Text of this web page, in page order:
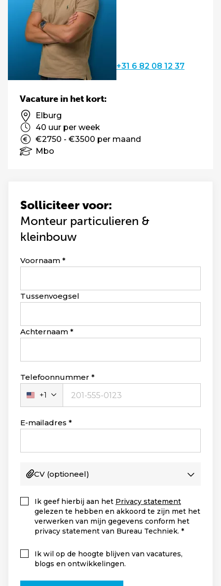
+31 6 82 08 12 37
Solliciteer voor:
Monteur particulieren &
kleinbouw
Leave
blank
Voornaam
Tussenvoegsel
Achternaam
Telefoonnummer
Verenigde
Staten
+1
+1
E-mailadres
CV (optioneel)
Ik geef hierbij aan het Privacy statement
gelezen te hebben en akkoord te zijn met het
verwerken van mijn gegevens conform het
privacy statement van Bureau Techniek.
Ik wil op de hoogte blijven van vacatures,
blogs en ontwikkelingen.
Vacature in het kort:
Elburg
40 uur per week
€2750 - €3500 per maand
Mbo